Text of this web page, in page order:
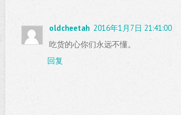
oldcheetah 2016年1月7日 21:41:00
吃货的心你们永远不懂。
回复